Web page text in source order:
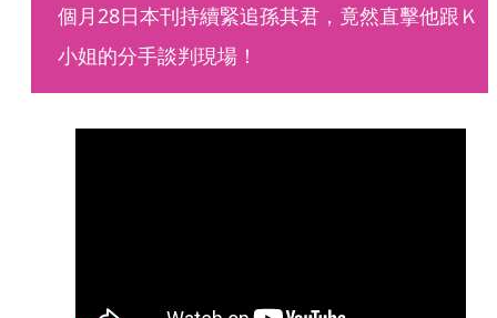
個月28日本刊持續緊追孫其君，竟然直擊他跟Ｋ
小姐的分手談判現場！